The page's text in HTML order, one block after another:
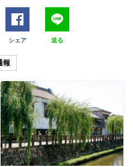
シェア 送る
報